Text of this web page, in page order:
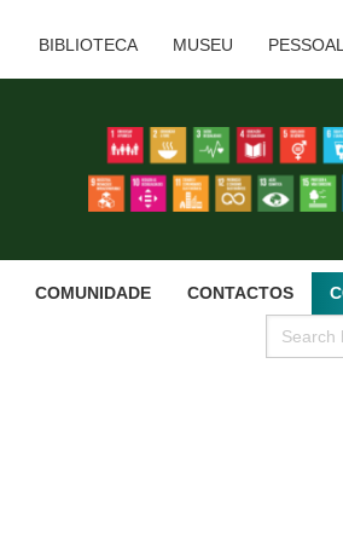
BIBLIOTECA MUSEU PESSOAL
COMUNIDADE CONTACTOS
Search
for: